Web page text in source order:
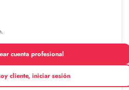
cuenta profesional
cliente, iniciar sesión